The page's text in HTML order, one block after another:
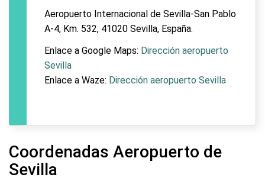
Aeropuerto Internacional de Sevilla-San Pablo
A-4, Km. 532, 41020 Sevilla, España.
Enlace a Google Maps: Dirección aeropuerto
Sevilla
Enlace a Waze: Dirección aeropuerto Sevilla
Coordenadas Aeropuerto de
Sevilla